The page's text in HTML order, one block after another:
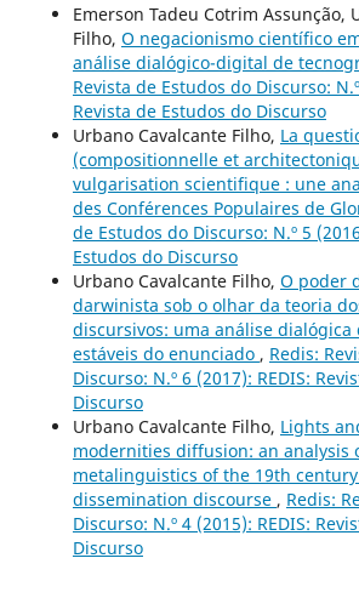
Emerson Tadeu Cotrim Assunção,
Filho, O negacionismo científico
análise dialógico-digital de
Revista de Estudos do Discurso:
Revista de Estudos do Discurso
Urbano Cavalcante Filho, La
(compositionnelle et
vulgarisation scientifique : une
des Conférences Populaires de
de Estudos do Discurso: N.º 5
Estudos do Discurso
Urbano Cavalcante Filho, O poder
darwinista sob o olhar da teoria
discursivos: uma análise dialógica
estáveis do enunciado , Redis:
Discurso: N.º 6 (2017): REDIS:
Discurso
Urbano Cavalcante Filho, Lights
modernities diffusion: an analysis
metalinguistics of the 19th
dissemination discourse , Redis:
Discurso: N.º 4 (2015): REDIS:
Discurso